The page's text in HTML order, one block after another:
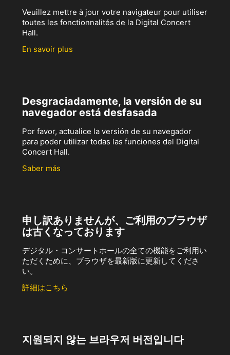
Veuillez mettre à jour votre navigateur pour utiliser
toutes les fonctionnalités de la Digital Concert
Hall.
En savoir plus
Desgraciadamente, la versión de su
navegador está desfasada
Por favor, actualice la versión de su navegador
para poder utilizar todas las funciones del Digital
Concert Hall.
Saber más
申し訳ありませんが、ご利用のブラウザ
は古くなっております
デジタル・コンサートホールの全ての機能をご利用い
ただくために、ブラウザを最新版に更新してくださ
い。
詳細はこちら
지원되지 않는 브라우저 버전입니다